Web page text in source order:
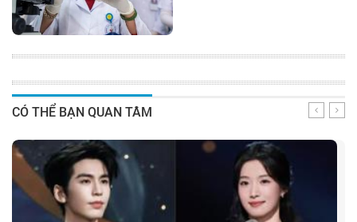
CÓ THỂ BẠN QUAN TÂM